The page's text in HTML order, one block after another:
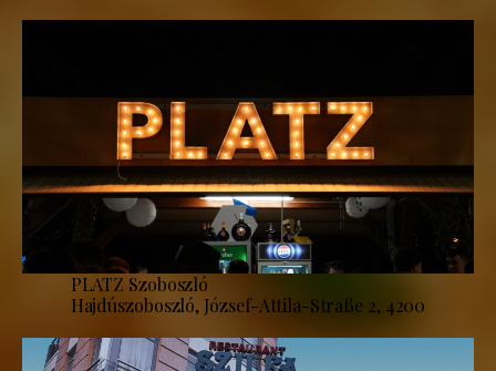
PLATZ Szoboszló
Hajdúszoboszló, József-Attila-Straße 2, 4200